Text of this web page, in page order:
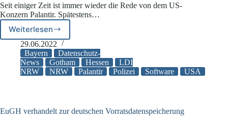
Seit einiger Zeit ist immer wieder die Rede von dem US-
Konzern Palantir. Spätestens…
Weiterlesen
Überblick
zur
umstrittenen
Palantir-
Software
29.06.2022
Bayern
Datenschutz-
News
Gotham Hessen
LDI
NRW
NRW Palantir Polizei Software USA
EuGH verhandelt zur deutschen Vorratsdatenspeicherung